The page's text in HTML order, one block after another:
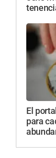
El
para